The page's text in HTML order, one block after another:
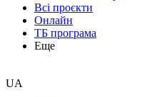
Всі проєкти
Онлайн
ТБ програма
Еще
UA